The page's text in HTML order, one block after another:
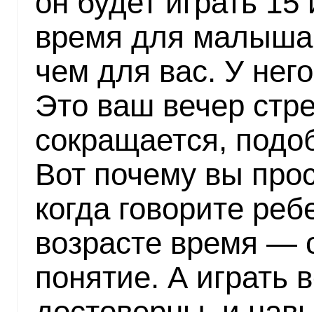
время для
чем для вас. У
Это ваш вечер
сокращается,
Вот почему вы
когда говорите
возрасте время —
понятие. А играть